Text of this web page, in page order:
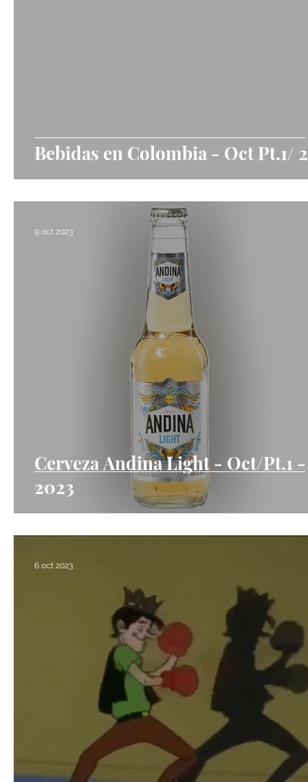
Bebidas en Colombia - Oct Pt.1/
Cerveza Andina Light - Oct/Pt.1 -
2023
9 oct 2023
6 oct 2023